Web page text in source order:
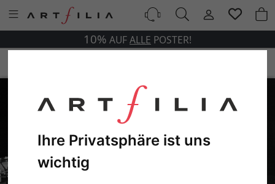
Ihre Privatsphäre ist uns
wichtig
10% AUFALLE POSTER!